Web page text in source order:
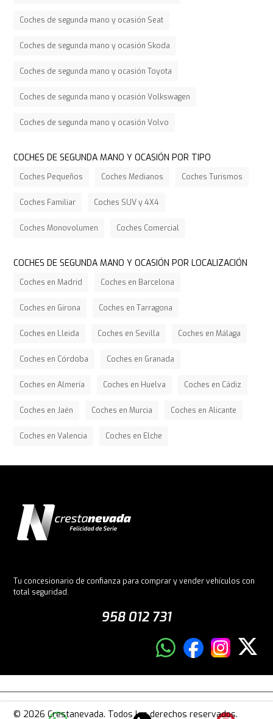
Coches de segunda mano y ocasión Seat
Coches de segunda mano y ocasión Skoda
Coches de segunda mano y ocasión Toyota
Coches de segunda mano y ocasión Volkswagen
Coches de segunda mano y ocasión Volvo
COCHES DE SEGUNDA MANO Y OCASIÓN POR TIPO
Coches Pequeños Coches Medianos Coches Turismos
Coches Familiar Coches SUV y 4X4
Coches Monovolumen Coches Comercial
COCHES DE SEGUNDA MANO Y OCASIÓN POR LOCALIZACIÓN
Coches en Madrid Coches en Barcelona
Coches en Girona Coches en Tarragona
Coches en Lleida Coches en Sevilla Coches en Málaga
Coches en Córdoba Coches en Granada
Coches en Almería Coches en Huelva Coches en Cádiz
Coches en Jaén Coches en Murcia Coches en Alicante
Coches en Valencia Coches en Elche
Tu concesionario de confianza para comprar y vender vehículos con
total seguridad.
958 012 731
© 2026 Crestanevada. Todos los derechos reservados.